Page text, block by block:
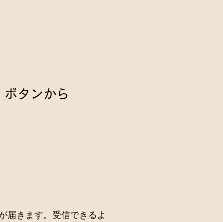
タンから
届きます。受信できるよ